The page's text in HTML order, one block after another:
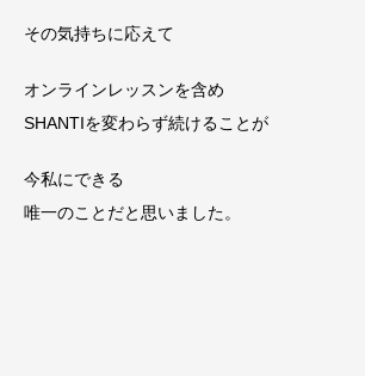
その気持ちに応えて
オンラインレッスンを含め
SHANTIを変わらず続けることが
今私にできる
唯一のことだと思いました。